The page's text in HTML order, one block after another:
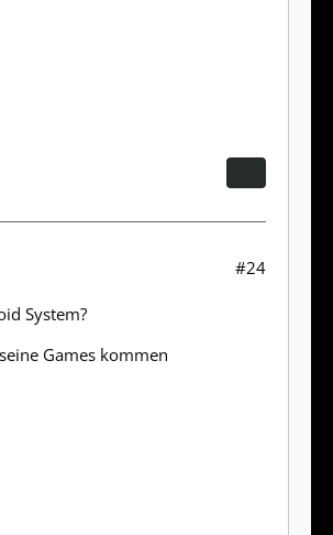
#24
System?
Games kommen